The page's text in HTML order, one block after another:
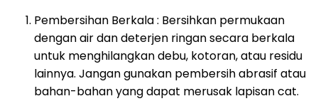
Pembersihan Berkala : Bersihkan permukaan
dengan air dan deterjen ringan secara berkala
untuk menghilangkan debu, kotoran, atau residu
lainnya. Jangan gunakan pembersih abrasif atau
bahan-bahan yang dapat merusak lapisan cat.